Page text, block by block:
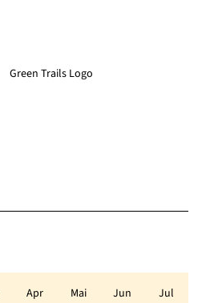
Green Trails Logo
Apr Mai Jun Jul